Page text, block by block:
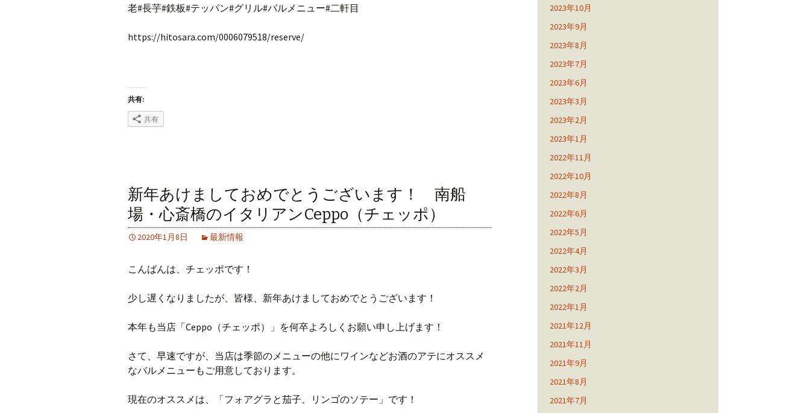
老#長芋#鉄板#テッパン#グリル#バルメニュー#二軒目
https://hitosara.com/0006079518/reserve/
共有:
共有
新年あけましておめでとうございます！ 南船
場・心斎橋のイタリアンCeppo（チェッポ）
2020年1月8日 最新情報
こんばんは、チェッポです！
少し遅くなりましたが、皆様、新年あけましておめでとうございます！
本年も当店「Ceppo（チェッポ）」を何卒よろしくお願い申し上げます！
さて、早速ですが、当店は季節のメニューの他にワインなどお酒のアテにオススメ
なバルメニューもご用意しております。
現在のオススメは、「フォアグラと茄子、リンゴのソテー」です！
2023年10月
2023年9月
2023年8月
2023年7月
2023年6月
2023年3月
2023年2月
2023年1月
2022年11月
2022年10月
2022年8月
2022年6月
2022年5月
2022年4月
2022年3月
2022年2月
2022年1月
2021年12月
2021年11月
2021年9月
2021年8月
2021年7月